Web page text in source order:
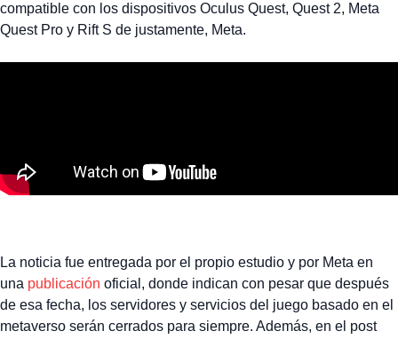
compatible con los dispositivos Oculus Quest, Quest 2, Meta
Quest Pro y Rift S de justamente, Meta.
La noticia fue entregada por el propio estudio y por Meta en
una publicación oficial, donde indican con pesar que después
de esa fecha, los servidores y servicios del juego basado en el
metaverso serán cerrados para siempre. Además, en el post